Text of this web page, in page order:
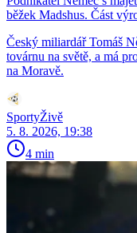
běžek Madshus. Část
Český miliardář Tomáš
továrnu na světě, a má
na Moravě.
SportyŽivě
5. 8. 2026, 19:38
4 min